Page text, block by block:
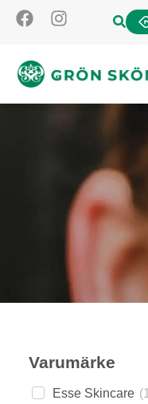
Varumärke
Esse Skincare (1